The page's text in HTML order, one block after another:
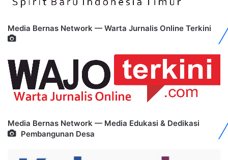
Media Bernas Network — Warta Jurnalis Online Terkini
Media Bernas Network — Media Edukasi & Dedikasi
Pembangunan Desa